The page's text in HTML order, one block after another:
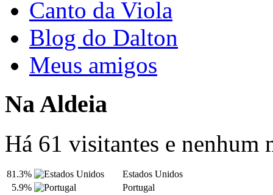
Canto da Viola
Blog do Dalton
Meus amigos
Na Aldeia
Há 61 visitantes e nenhum
81.3%
Estados Unidos
5.9%
Portugal